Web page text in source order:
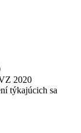
2020
týkajúcich sa